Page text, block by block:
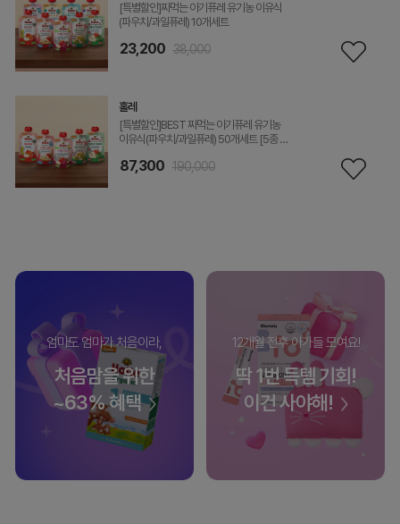
[특별할인]짜먹는 아기퓨레 유기농 이유식
(파우치/과일퓨레) 10개세트
23,200 38,000
홀레
[특별할인]BEST 짜먹는 아기퓨레 유기농
이유식(파우치/과일퓨레) 50개세트 [5종 맛
87,300 190,000
엄마도 엄마가 처음이라,
처음맘을 위한
~63% 혜택
12개월 전후 아가들 모여요!
딱 1번 득템 기회!
이건 사야해!